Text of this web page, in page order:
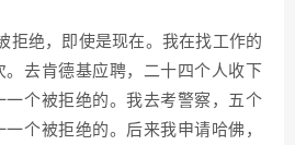
拒绝，即使是现在。我在找工作的
。去肯德基应聘，二十四个人收下
一个被拒绝的。我去考警察，五个
个被拒绝的。后来我申请哈佛，